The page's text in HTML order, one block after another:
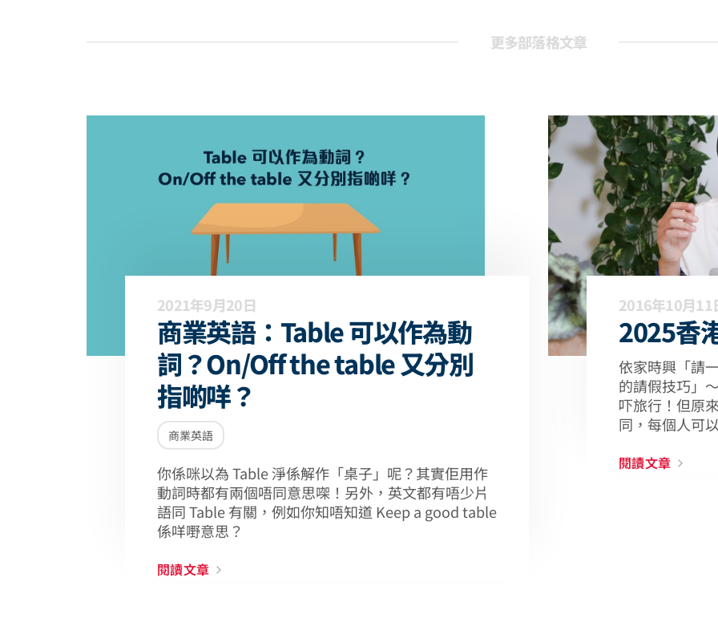
更多部落格文章
2021年9月20日
商業英語：Table 可以作為動
詞？On/Off the table 又分別
指啲咩？
商業英語
你係咪以為 Table 淨係解作「桌子」呢？其實佢用作
動詞時都有兩個唔同意思㗎！另外，英文都有唔少片
語同 Table 有關，例如你知唔知道 Keep a good table
係咩嘢意思？
閱讀文章
2016年10月11
2025香
依家時興「請
的請假技巧」
吓旅行！但原
同，每個人可
閱讀文章